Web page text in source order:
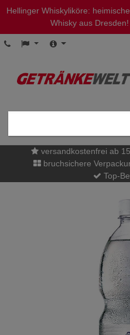
Hellinger Whiskyliköre:
Whisky aus Dresden!
versandkostenfrei ab
bruchsichere
Top-